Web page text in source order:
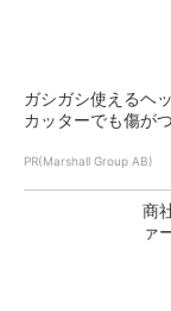
ガシガシ使えるヘ
カッターでも傷が
PR(Marshall Group AB)
商
ァ